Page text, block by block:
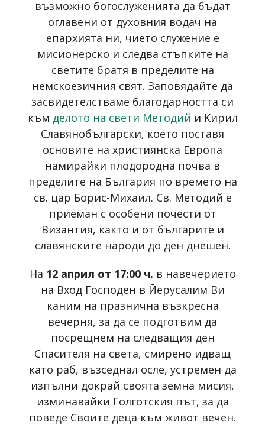
възможно богослуженията да бъдат
оглавени от духовния водач на
епархията ни, чието служение е
мисионерско и следва стъпките на
светите братя в пределите на
немскоезичния свят. Заповядайте да
засвидетелстваме благодарността си
към делото на свети Методий и Кирил
Славянобългарски, което поставя
основите на християнска Европа
намирайки плодородна почва в
пределите на България по времето на
св. цар Борис-Михаил. Св. Методий е
приеман с особени почести от
Византия, както и от българите и
славянските народи до ден днешен.
На 12 април от 17:00 ч. в навечерието
на Вход Господен в Йерусалим Ви
каним на празнична възкресна
вечерня, за да се подготвим да
посрещнем на следващия ден
Спасителя на света, смирено идващ
като раб, възседнал осле, устремен да
изпълни докрай своята земна мисия,
изминавайки Голготския път, за да
поведе Своите деца към живот вечен.